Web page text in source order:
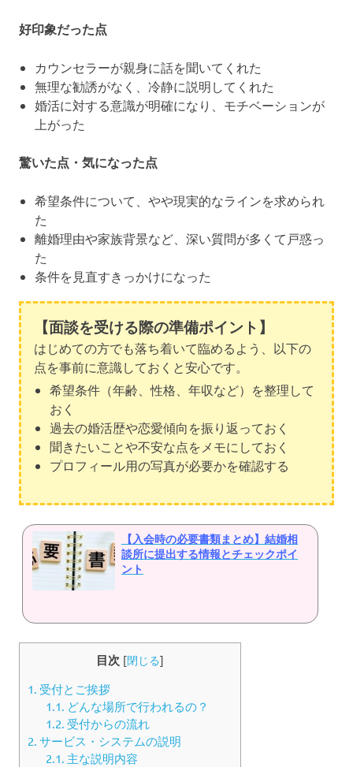
好印象だった点
カウンセラーが親身に話を聞いてくれた
無理な勧誘がなく、冷静に説明してくれた
婚活に対する意識が明確になり、モチベーションが
上がった
驚いた点・気になった点
希望条件について、やや現実的なラインを求められ
た
離婚理由や家族背景など、深い質問が多くて戸惑っ
た
条件を見直すきっかけになった
【面談を受ける際の準備ポイント】
はじめての方でも落ち着いて臨めるよう、以下の
点を事前に意識しておくと安心です。
希望条件（年齢、性格、年収など）を整理して
おく
過去の婚活歴や恋愛傾向を振り返っておく
聞きたいことや不安な点をメモにしておく
プロフィール用の写真が必要かを確認する
【入会時の必要書類まとめ】結婚相
談所に提出する情報とチェックポイ
ント
目次 [閉じる]
1. 受付とご挨拶
1.1. どんな場所で行われるの？
1.2. 受付からの流れ
2. サービス・システムの説明
2.1. 主な説明内容